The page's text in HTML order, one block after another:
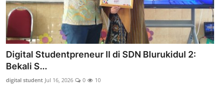
Digital Studentpreneur II di SDN Blurukidul 2:
Bekali S...
digital student Jul 16, 2026 0 10